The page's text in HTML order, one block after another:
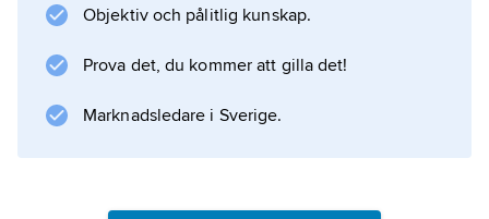
Objektiv och pålitlig kunskap.
Prova det, du kommer att gilla det!
Marknadsledare i Sverige.